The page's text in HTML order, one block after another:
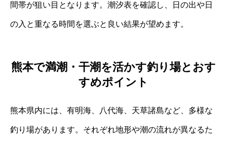
間帯が狙い目となります。潮汐表を確認し、日の出や日
の入と重なる時間を選ぶと良い結果が望めます。
熊本で満潮・干潮を活かす釣り場とおす
すめポイント
熊本県内には、有明海、八代海、天草諸島など、多様な
釣り場があります。それぞれ地形や潮の流れが異なるた